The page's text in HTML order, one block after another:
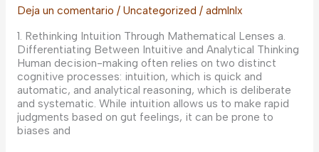
détails
et
stratégies
d’optimisation
Deja un comentario / Uncategorized / admlnlx
1. Rethinking Intuition Through Mathematical Lenses a.
Differentiating Between Intuitive and Analytical Thinking
Human decision-making often relies on two distinct
cognitive processes: intuition, which is quick and
automatic, and analytical reasoning, which is deliberate
and systematic. While intuition allows us to make rapid
judgments based on gut feelings, it can be prone to
biases and